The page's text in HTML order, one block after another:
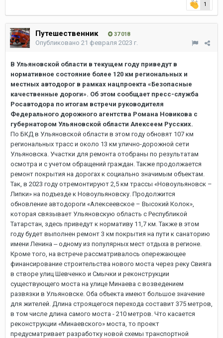
1
Путешественник 37 018
Опубликовано 21 февраля 2023 г.
В Ульяновской области в текущем году приведут в
нормативное состояние более 120 км региональных и
местных автодорог в рамках нацпроекта «Безопасные
качественные дороги». Об этом сообщает пресс-служба
Росавтодора по итогам встречи руководителя
Федерального дорожного агентства Романа Новикова с
губернатором Ульяновской области Алексеем Русских.
По БКД в Ульяновской области в этом году обновят 107 км
региональных трасс и около 13 км улично-дорожной сети
Ульяновска. Участки для ремонта отобраны по результатам
осмотра и с учетом обращений граждан. Также продолжается
ремонт покрытия на дорогах к социально значимым объектам.
Так, в 2023 году отремонтируют 2,5 км трассы «Новоульяновск –
Липки» на подъезде к Новоульяновску. Продолжится
обновление автодороги «Алексеевское – Высокий Колок»,
которая связывает Ульяновскую область с Республикой
Татарстан, здесь приведут к нормативу 11,7 км. Также в этом
году будет выполнен ремонт 3 км покрытия на пути к санаторию
имени Ленина ‒ одному из популярных мест отдыха в регионе.
Кроме того, на встрече рассматривалось опережающее
финансирование строительства нового моста через реку Свияга
в створе улиц Шевченко и Смычки и реконструкции
существующего моста на улице Минаева с возведением
развязки в Ульяновске. Оба объекта имеют большое значение
для жителей. Длина строящегося перехода составит 375 метров,
в том числе длина самого моста - 210 метров. Что касается
реконструкции «Минаевского» моста, то проект
предусматривает разработку новой схемы транспортной